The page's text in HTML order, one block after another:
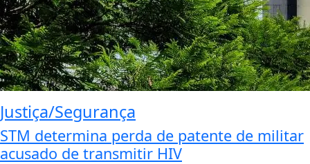
Justiça/Segurança
STM determina perda de patente de militar
acusado de transmitir HIV